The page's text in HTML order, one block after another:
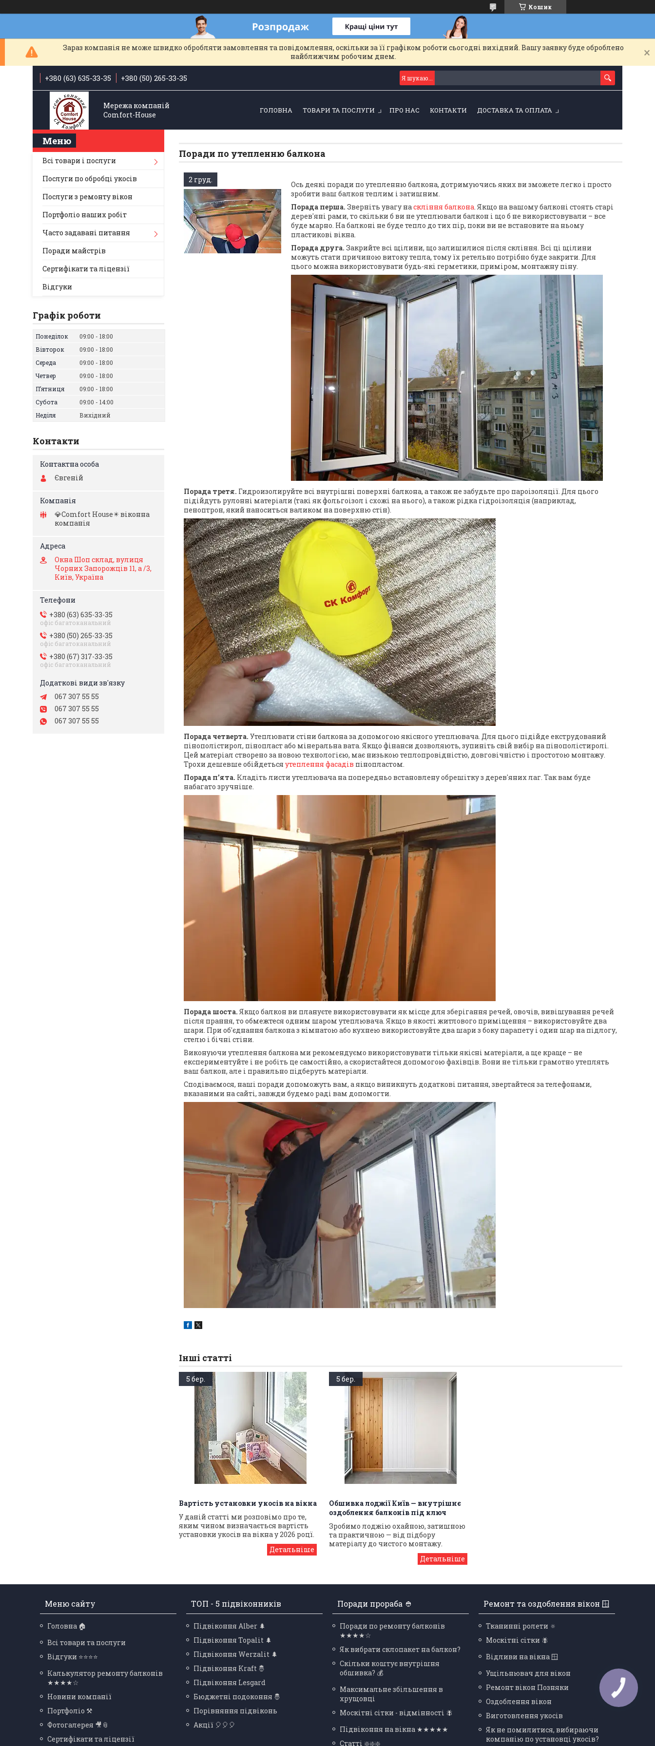
Кошик
Зараз компанія не може швидко обробляти замовлення та повідомлення, оскільки за її графіком роботи сьогодні вихідний. Вашу заявку буде оброблено
найближчим робочим днем.
+380 (63) 635-33-35 +380 (50) 265-33-35
Мережа компаній
Comfort-Hоuse
ГОЛОВНА ТОВАРИ ТА ПОСЛУГИ ПРО НАС КОНТАКТИ ДОСТАВКА ТА ОПЛАТА
Поради по утепленню балкона
2 груд.
Ось деякі поради по утепленню балкона, дотримуючись яких ви зможете легко і просто
зробити ваш балкон теплим і затишним.
Порада перша. Зверніть увагу наскління балкона. Якщо на вашому балконі стоять старі
дерев'яні рами, то скільки б ви не утеплювали балкон і що б не використовували – все
буде марно. На балконі не буде тепло до тих пір, поки ви не встановите на ньому
пластикові вікна.
Порада друга. Закрийте всі щілини, що залишилися після скління. Всі ці щілини
можуть стати причиною витоку тепла, тому їх ретельно потрібно буде закрити. Для
цього можна використовувати будь-які герметики, приміром, монтажну піну.
Порада третя. Гидроизолируйте всі внутрішні поверхні балкона, а також не забудьте про пароізоляції. Для цього
підійдуть рулонні матеріали (такі як фольгоізол і схожі на нього), а також рідка гідроізоляція (наприклад,
пеноптрон, який наноситься валиком на поверхню стін).
Порада четверта. Утеплювати стіни балкона за допомогою якісного утеплювача. Для цього підійде екструдований
пінополістирол, пінопласт або мінеральна вата. Якщо фінанси дозволяють, зупиніть свій вибір на пінополістиролі.
Цей матеріал створено за новою технологією, має низькою теплопровідністю, довговічністю і простотою монтажу.
Трохи дешевше обійдеться утеплення фасадів пінопластом.
Порада п'ята. Кладіть листи утеплювача на попередньо встановлену обрешітку з дерев'яних лаг. Так вам буде
набагато зручніше.
Порада шоста. Якщо балкон ви плануєте використовувати як місце для зберігання речей, овочів, вивішування речей
після прання, то обмежтеся одним шаром утеплювача. Якщо в якості житлового приміщення – використовуйте два
шари. При об'єднання балкона з кімнатою або кухнею використовуйте два шари з боку парапету і один шар на підлогу,
стелю і бічні стіни.
Виконуючи утеплення балкона ми рекомендуємо використовувати тільки якісні матеріали, а ще краще – не
експериментуйте і не робіть це самостійно, а скористайтеся допомогою фахівців. Вони не тільки грамотно утеплять
ваш балкон, але і правильно підберуть матеріали.
Сподіваємося, наші поради допоможуть вам, а якщо виникнуть додаткові питання, звертайтеся за телефонами,
вказаними на сайті, завжди будемо раді вам допомогти.
Інші статті
5 бер.
Вартість установки укосів на вікна
У даній статті ми розповімо про те,
яким чином визначається вартість
установки укосів на вікна у 2026 роцї.
5 бер.
Обшивка лоджії Київ — внутрішнє
оздоблення балконів під ключ
Зробимо лоджію охайною, затишною
та практичною — від підбору
матеріалу до чистого монтажу.
Всі товари і послуги
Послуги по обробці укосів
Послуги з ремонту вікон
Портфоліо наших робіт
Часто задавані питання
Поради майстрів
Сертифікати та ліцензії
Відгуки
Графік роботи
Понеділок 09:00
18:00
Вівторок
09:00
18:00
Середа
09:00
18:00
Четвер
09:00
18:00
Пʼятниця
09:00
18:00
Субота
09:00
14:00
Неділя
Вихідний
Контакти
Євгеній
💎Comfort Hоuse✴️ віконна
компанія
Окна Шоп склад, вулиця
Чорних Запорожців 11, а /3,
Київ, Україна
+380 (63) 635-33-35
офіс багатоканальний
+380 (50) 265-33-35
офіс багатоканальний
+380 (67) 317-33-35
офіс багатоканальний
067 307 55 55
067 307 55 55
067 307 55 55
Меню сайту
Головна 🏠
Всі товари та послуги
Відгуки ⭐⭐⭐⭐
Калькулятор ремонту балконів
★★★★☆
Новини компанії
Портфоліо ⚒
Фотогалерея 🎥📎
Сертифікати та ліцензії
ТОП - 5 підвіконників
Підвіконня Alber 🌲
Підвіконня Topalit 🌲
Підвіконня Werzalit 🌲
Підвіконня Kraft 🤴
Підвіконня Lesgard
Бюджетні подоконня 🤴
Порівняння підвіконь
Акції 🎈🎈🎈
Поради прораба 👲
Поради по ремонту балконів
★★★★☆
Як вибрати склопакет на балкон?
Скільки коштує внутрішня
обшивка? 💰
Максимальне збільшення в
хрущовці
Москітні сітки - відмінності 🪰
Підвіконня на вікна ★★★★★
Статті ❇️❇️❇️
Ремонт та оздоблення вікон 🪟
Тканинні ролети 🔅
Москітні сітки 🪰
Відливи на вікна 🪟
Ущільнювач для вікон
Ремонт вікон Позняки
Оздоблення вікон
Виготовлення укосів
Як не помилитися, вибираючи
компанію по установці укосів?